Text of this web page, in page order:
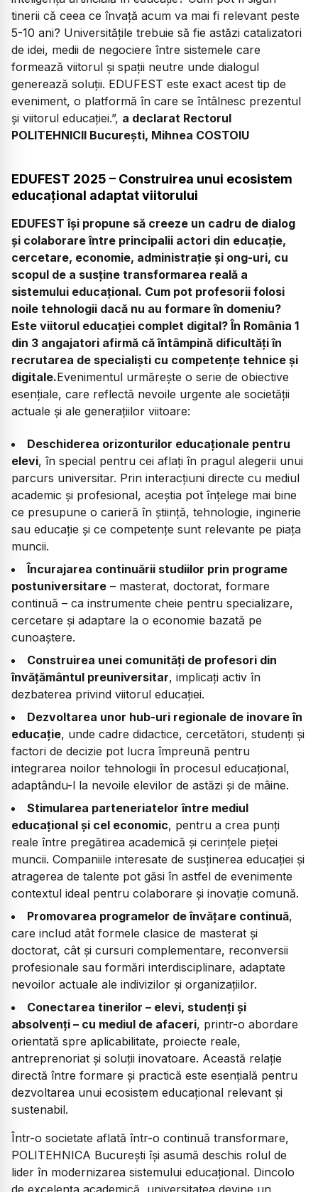
tinerii că ceea ce învață acum va mai fi relevant peste
5-10 ani? Universitățile trebuie să fie astăzi catalizatori
de idei, medii de negociere între sistemele care
formează viitorul și spații neutre unde dialogul
generează soluții. EDUFEST este exact acest tip de
eveniment, o platformă în care se întâlnesc prezentul
și viitorul educației.”, a declarat Rectorul
POLITEHNICII București, Mihnea COSTOIU
EDUFEST 2025 – Construirea unui ecosistem
educațional adaptat viitorului
EDUFEST își propune să creeze un cadru de dialog
și colaborare între principalii actori din educație,
cercetare, economie, administrație și ong-uri, cu
scopul de a susține transformarea reală a
sistemului educațional. Cum pot profesorii folosi
noile tehnologii dacă nu au formare în domeniu?
Este viitorul educației complet digital? În România 1
din 3 angajatori afirmă că întâmpină dificultăți în
recrutarea de specialiști cu competențe tehnice și
digitale.Evenimentul urmărește o serie de obiective
esențiale, care reflectă nevoile urgente ale societății
actuale și ale generațiilor viitoare:
Deschiderea orizonturilor educaționale pentru
elevi, în special pentru cei aflați în pragul alegerii unui
parcurs universitar. Prin interacțiuni directe cu mediul
academic și profesional, aceștia pot înțelege mai bine
ce presupune o carieră în știință, tehnologie, inginerie
sau educație și ce competențe sunt relevante pe piața
muncii.
Încurajarea continuării studiilor prin programe
postuniversitare – masterat, doctorat, formare
continuă – ca instrumente cheie pentru specializare,
cercetare și adaptare la o economie bazată pe
cunoaștere.
Construirea unei comunități de profesori din
învățământul preuniversitar, implicați activ în
dezbaterea privind viitorul educației.
Dezvoltarea unor hub-uri regionale de inovare în
educație, unde cadre didactice, cercetători, studenți și
factori de decizie pot lucra împreună pentru
integrarea noilor tehnologii în procesul educațional,
adaptându-l la nevoile elevilor de astăzi și de mâine.
Stimularea parteneriatelor între mediul
educațional și cel economic, pentru a crea punți
reale între pregătirea academică și cerințele pieței
muncii. Companiile interesate de susținerea educației și
atragerea de talente pot găsi în astfel de evenimente
contextul ideal pentru colaborare și inovație comună.
Promovarea programelor de învățare continuă,
care includ atât formele clasice de masterat și
doctorat, cât și cursuri complementare, reconversii
profesionale sau formări interdisciplinare, adaptate
nevoilor actuale ale indivizilor și organizațiilor.
Conectarea tinerilor – elevi, studenți și
absolvenți – cu mediul de afaceri, printr-o abordare
orientată spre aplicabilitate, proiecte reale,
antreprenoriat și soluții inovatoare. Această relație
directă între formare și practică este esențială pentru
dezvoltarea unui ecosistem educațional relevant și
sustenabil.
Într-o societate aflată într-o continuă transformare,
POLITEHNICA București își asumă deschis rolul de
lider în modernizarea sistemului educațional. Dincolo